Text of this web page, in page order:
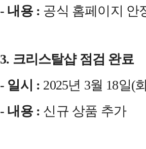
- 내용 : 공식 홈페이지 안
3. 크리스탈샵 점검 완료
- 일시 : 2025년 3월 18일(
- 내용 : 신규 상품 추가